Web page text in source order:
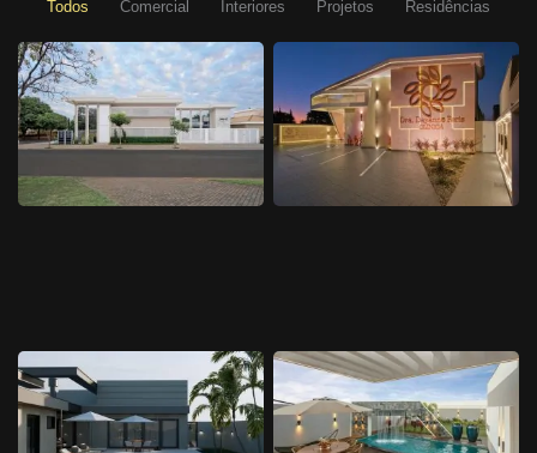
Todos Comercial Interiores Projetos Residências